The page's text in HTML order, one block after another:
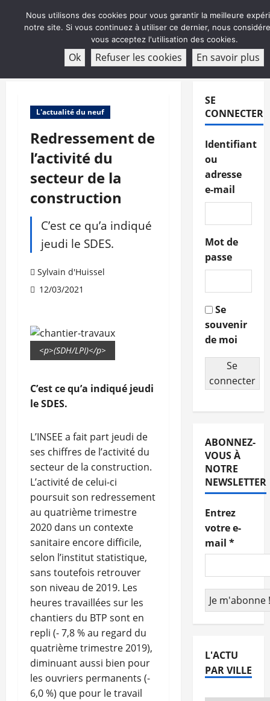
ABONNEMENT
L'actualité du neuf
Redressement de
l’activité du
secteur de la
construction
C’est ce qu’a indiqué
jeudi le SDES.
Sylvain d'Huissel
12/03/2021
<p>(SDH/LPI)</p>
C’est ce qu’a indiqué jeudi
le SDES.
L’INSEE a fait part jeudi de
ses chiffres de l’activité du
secteur de la construction.
L’activité de celui-ci
poursuit son redressement
au quatrième trimestre
2020 dans un contexte
sanitaire encore difficile,
selon l’institut statistique,
sans toutefois retrouver
son niveau de 2019. Les
heures travaillées sur les
chantiers du BTP sont en
repli (- 7,8 % au regard du
quatrième trimestre 2019),
diminuant aussi bien pour
les ouvriers permanents (-
6,0 %) que pour le travail
SE
CONNECTER
Identifiant
ou
adresse
e-mail
Mot de
passe
Se
souvenir
de moi
Se
connecter
ABONNEZ-
VOUS À
NOTRE
NEWSLETTER
Entrez
votre e-
mail *
L'ACTU
PAR VILLE
Nous utilisons des cookies pour vous garantir la meilleure
notre site. Si vous continuez à utiliser ce dernier, nous
vous acceptez l'utilisation des cookies.
Ok Refuser les cookies En savoir plus